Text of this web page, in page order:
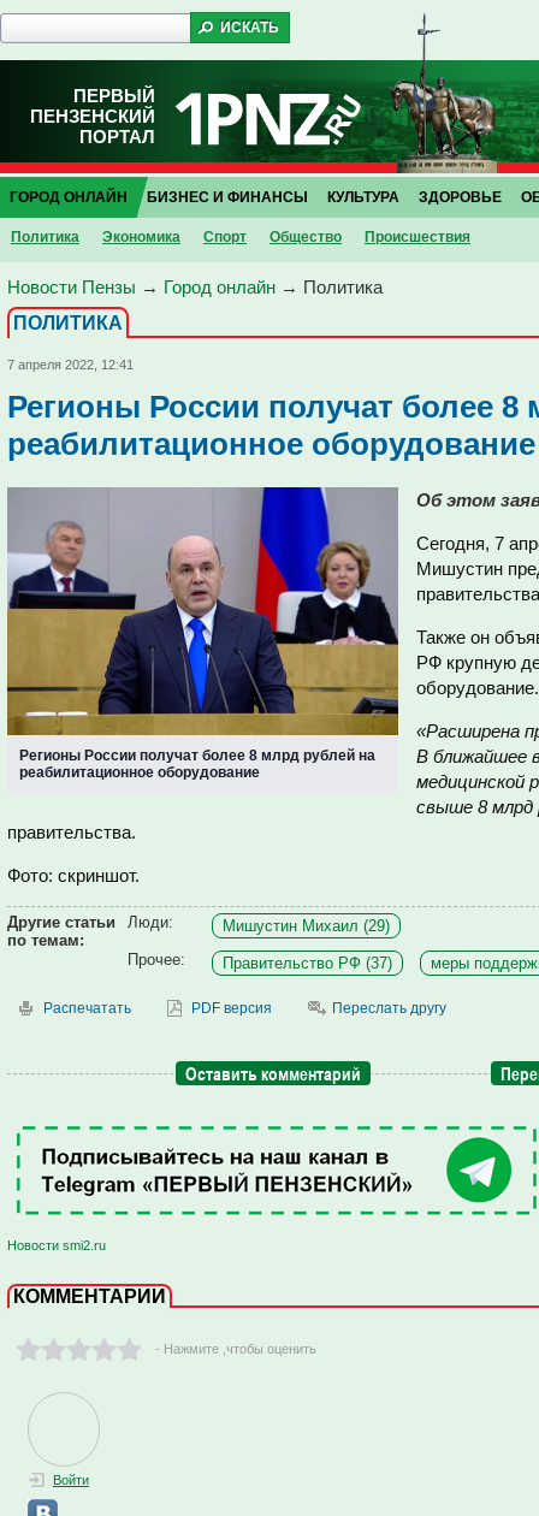
ПЕРВЫЙ
ПЕНЗЕНСКИЙ
ПОРТАЛ
ГОРОД ОНЛАЙН
Политика Экономика Спорт Общество Проиcшествия
БИЗНЕС И ФИНАНСЫ КУЛЬТУРА ЗДОРОВЬЕ
Новости Пензы → Город онлайн → Политика
ПОЛИТИКА
7 апреля 2022, 12:41
Регионы России получат более 8
реабилитационное оборудование
Регионы России получат более 8 млрд рублей на
реабилитационное оборудование
Об этом
Сегодня, 7
Мишустин
Также он
РФ крупную
оборудование.
«Расширена
В ближайшее
медицинской
свыше 8 млрд
правительства.
Фото: скриншот.
Другие статьи
по темам:
Люди:
Мишустин Михаил (29)
Прочее:
Правительство РФ (37) меры
Распечатать PDF версия Переслать другу
Оставить комментарий
Новости smi2.ru
КОММЕНТАРИИ
- Нажмите ,чтобы оценить
Войти